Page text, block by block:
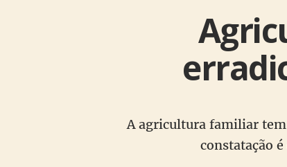
A agricultura familiar tem
constatação